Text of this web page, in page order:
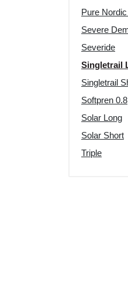
Pure
Severe
Severide
Singletrail
Singletrail
Softpren 0.8
Solar Long
Solar Short
Triple